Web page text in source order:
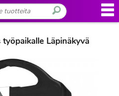
Läpinäkyvä